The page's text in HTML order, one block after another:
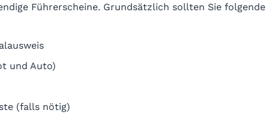
Führerscheine. Grundsätzlich sollten Sie
und Auto)
(falls nötig)